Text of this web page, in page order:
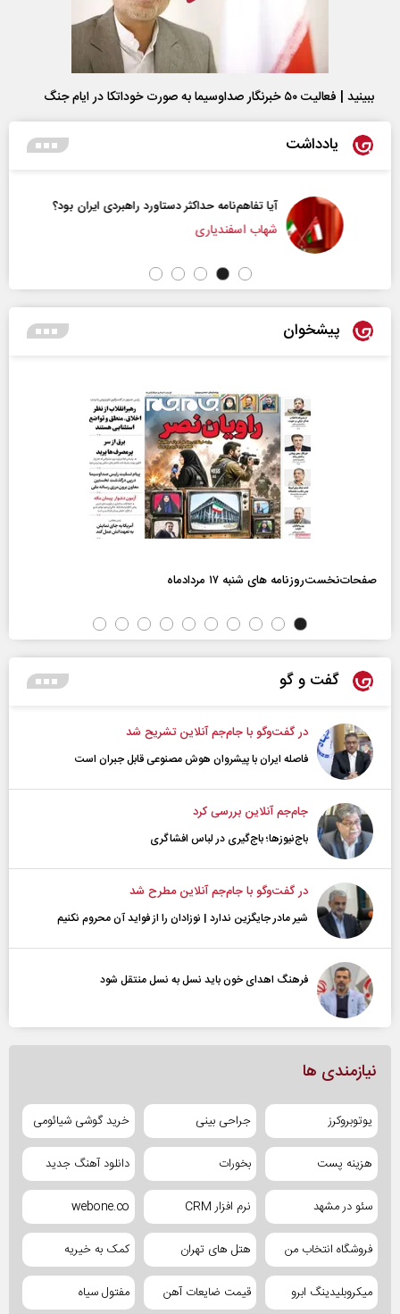
ببینید | فعالیت ۵۰ خبرنگار صداوسیما به صورت خوداتکا در ایام جنگ
یادداشت
آیا تفاهم‌نامه حداکثر دستاورد راهبردی ایران بود؟
شهاب اسفندیاری
پیشخوان
صفحات‌نخست‌روزنامه ها‌ی شنبه ۱۷ مردادماه
گفت و گو
در گفت‌و‌گو با جام‌جم آنلاین تشریح شد
فاصله ایران با پیشرو‌ان هوش مصنوعی قابل جبران است
جام‌جم آنلاین بررسی کرد
باج‌نیوزها؛ باج‌گیری در لباس افشاگری
در گفت‌و‌گو با جام‌جم آنلاین مطرح شد
شیر مادر جایگزین ندارد | نوزادان را از فواید آن محروم نکنیم
فرهنگ اهدای خون باید نسل به نسل منتقل شود
نیازمندی ها
یوتوبروکرز جراحی بینی خرید گوشی شیائومی
هزینه پست بخورات دانلود آهنگ جدید
سئو در مشهد نرم افزار CRM webone.co
فروشگاه انتخاب من هتل های تهران کمک به خیریه
میکروبلیدینگ ابرو قیمت ضایعات آهن مفتول سیاه